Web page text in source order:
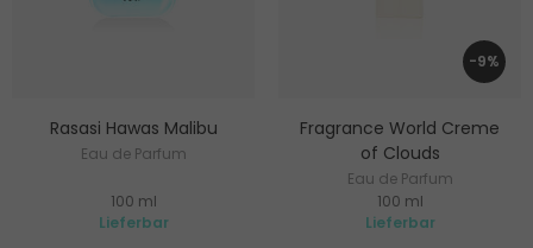
Rasasi Hawas Malibu
Eau de Parfum
100 ml
Lieferbar
-9%
Fragrance World Creme
of Clouds
Eau de Parfum
100 ml
Lieferbar